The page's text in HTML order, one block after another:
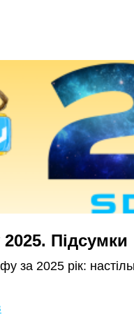
Підсумки
за 2025 рік: